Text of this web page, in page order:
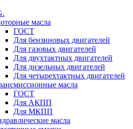
масла
ГОСТ
Для бензиновых двигателей
Для газовых двигателей
Для двухтактных двигателей
Для дизельных двигателей
Для четырехтактных двигателей
масла
ГОСТ
Для АКПП
Для МКПП
масла